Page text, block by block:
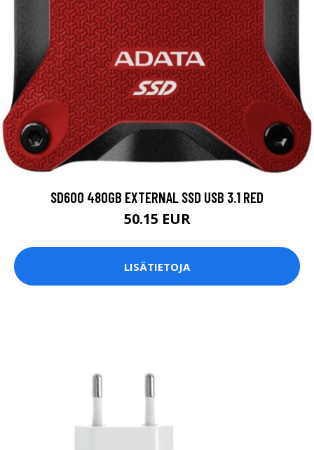
SD600 480GB EXTERNAL SSD USB 3.1 RED
50.15 EUR
LISÄTIETOJA